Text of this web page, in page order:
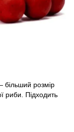
розмір
риби. Підходить